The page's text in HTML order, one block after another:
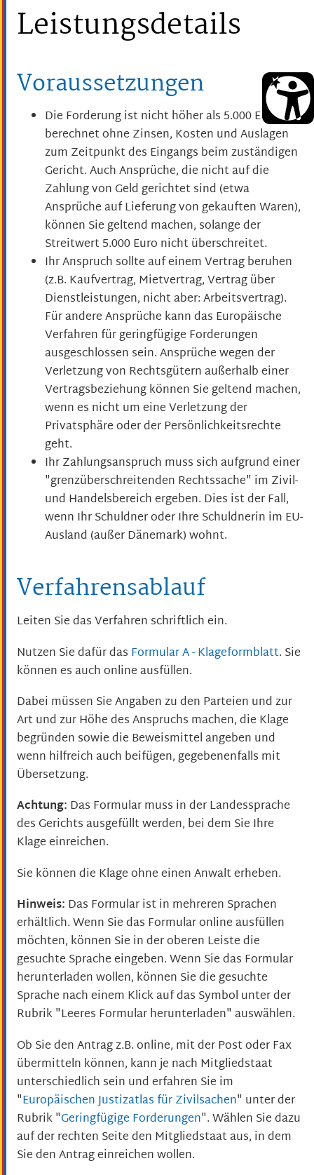
Leistungsdetails
Voraussetzungen
Die Forderung ist nicht höher als 5.000 Euro,
berechnet ohne Zinsen, Kosten und Auslagen
zum Zeitpunkt des Eingangs beim zuständigen
Gericht.Auch Ansprüche, die nicht auf die
Zahlung von Geld gerichtet sind (etwa
Ansprüche auf Lieferung von gekauften Waren),
können Sie geltend machen, solange der
Streitwert 5.000 Euro nicht überschreitet.
Ihr Anspruch sollte auf einem Vertrag beruhen
(z.B. Kaufvertrag, Mietvertrag, Vertrag über
Dienstleistungen, nicht aber: Arbeitsvertrag).
Für andere Ansprüche kann das Europäische
Verfahren für geringfügige Forderungen
ausgeschlossen sein. Ansprüche wegen der
Verletzung von Rechtsgütern außerhalb einer
Vertragsbeziehung können Sie geltend machen,
wenn es nicht um eine Verletzung der
Privatsphäre oder der Persönlichkeitsrechte
geht.
Ihr Zahlungsanspruch muss sich aufgrund einer
"grenzüberschreitenden Rechtssache" im Zivil-
und Handelsbereich ergeben. Dies ist der Fall,
wenn Ihr Schuldner oder Ihre Schuldnerin im EU-
Ausland (außer Dänemark) wohnt.
Verfahrensablauf
Leiten Sie das Verfahren schriftlich ein.
Nutzen Sie dafür das Formular A - Klageformblatt. Sie
können es auch online ausfüllen.
Dabei müssen Sie Angaben zu den Parteien und zur
Art und zur Höhe des Anspruchs machen, die Klage
begründen sowie die Beweismittel angeben und
wenn hilfreich auch beifügen, gegebenenfalls mit
Übersetzung.
Achtung: Das Formular muss in der Landessprache
des Gerichts ausgefüllt werden, bei dem Sie Ihre
Klage einreichen.
Sie können die Klage ohne einen Anwalt erheben.
Hinweis: Das Formular ist in mehreren Sprachen
erhältlich. Wenn Sie das Formular online ausfüllen
möchten, können Sie in der oberen Leiste die
gesuchte Sprache eingeben. Wenn Sie das Formular
herunterladen wollen, können Sie die gesuchte
Sprache nach einem Klick auf das Symbol unter der
Rubrik "Leeres Formular herunterladen" auswählen.
Ob Sie den Antrag z.B. online, mit der Post oder Fax
übermitteln können, kann je nach Mitgliedstaat
unterschiedlich sein und erfahren Sie im
"Europäischen Justizatlas für Zivilsachen" unter der
Rubrik "Geringfügige Forderungen". Wählen Sie dazu
auf der rechten Seite den Mitgliedstaat aus, in dem
Sie den Antrag einreichen wollen.